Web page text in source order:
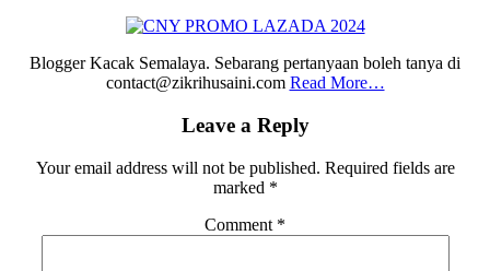
Blogger Kacak Semalaya. Sebarang pertanyaan boleh tanya di
contact@zikrihusaini.com Read More…
Leave a Reply
Your email address will not be published. Required fields are
marked *
Comment *